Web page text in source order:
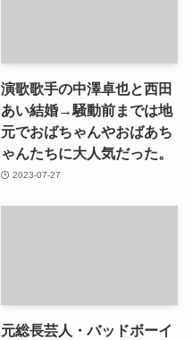
演歌歌手の中澤卓也と西田
あい結婚→騒動前までは地
元でおばちゃんやおばあち
ゃんたちに大人気だった。
2023-07-27
元総長芸人・バッドボーイ